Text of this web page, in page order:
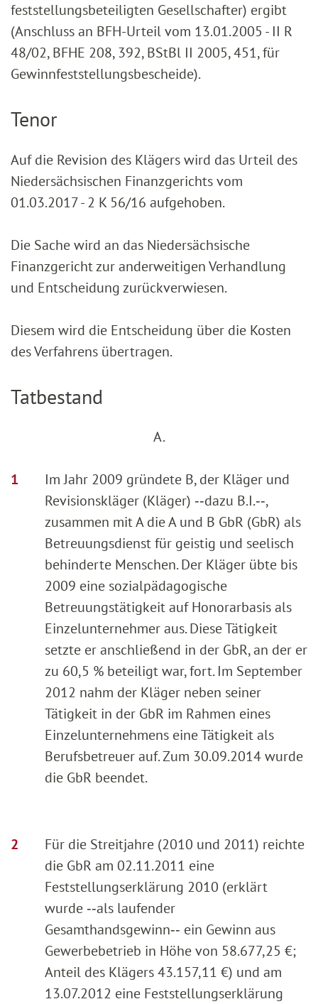
feststellungsbeteiligten Gesellschafter) ergibt
(Anschluss an BFH-Urteil vom 13.01.2005 - II R
48/02, BFHE 208, 392, BStBl II 2005, 451, für
Gewinnfeststellungsbescheide).
Tenor
Auf die Revision des Klägers wird das Urteil des
Niedersächsischen Finanzgerichts vom
01.03.2017 - 2 K 56/16 aufgehoben.
Die Sache wird an das Niedersächsische
Finanzgericht zur anderweitigen Verhandlung
und Entscheidung zurückverwiesen.
Diesem wird die Entscheidung über die Kosten
des Verfahrens übertragen.
Tatbestand
A.
Im Jahr 2009 gründete B, der Kläger und
Revisionskläger (Kläger) ‑‑dazu B.I.‑‑,
zusammen mit A die A und B GbR (GbR) als
Betreuungsdienst für geistig und seelisch
behinderte Menschen. Der Kläger übte bis
2009 eine sozialpädagogische
Betreuungstätigkeit auf Honorarbasis als
Einzelunternehmer aus. Diese Tätigkeit
setzte er anschließend in der GbR, an der er
zu 60,5 % beteiligt war, fort. Im September
2012 nahm der Kläger neben seiner
Tätigkeit in der GbR im Rahmen eines
Einzelunternehmens eine Tätigkeit als
Berufsbetreuer auf. Zum 30.09.2014 wurde
die GbR beendet.
Für die Streitjahre (2010 und 2011) reichte
die GbR am 02.11.2011 eine
Feststellungserklärung 2010 (erklärt
wurde ‑‑als laufender
Gesamthandsgewinn‑‑ ein Gewinn aus
Gewerbebetrieb in Höhe von 58.677,25 €;
Anteil des Klägers 43.157,11 €) und am
13.07.2012 eine Feststellungserklärung